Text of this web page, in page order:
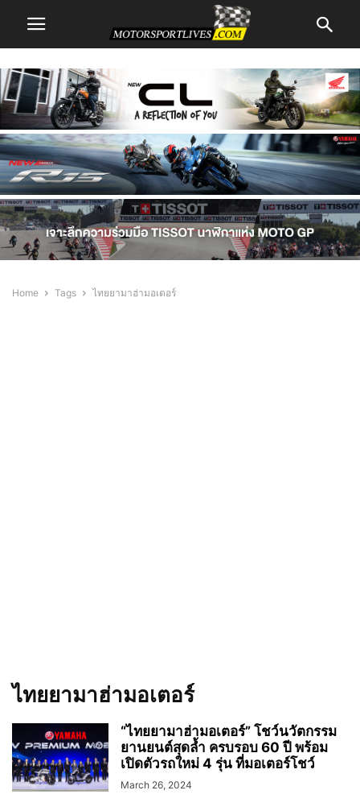
Home Tags ไทยยามาฮ่ามอเตอร์
ไทยยามาฮ่ามอเตอร์
“ไทยยามาฮ่ามอเตอร์” โชว์นวัตกรรม
ยานยนต์สุดล้ำ ครบรอบ 60 ปี พร้อม
เปิดตัวรถใหม่ 4 รุ่น ที่มอเตอร์โชว์
March 26, 2024